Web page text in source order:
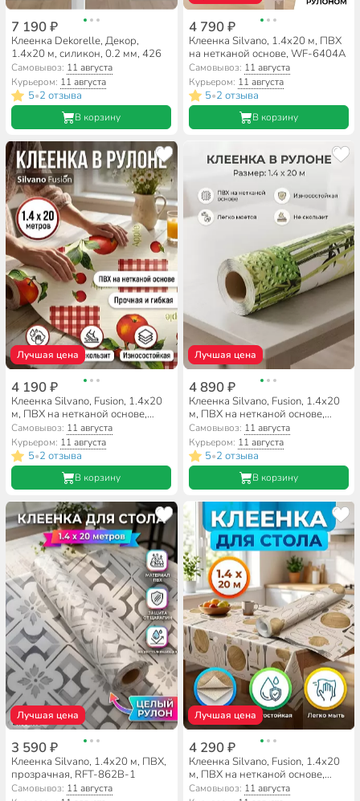
7 190 ₽
Клеенка Dekorelle, Декор,
1.4х20 м, силикон, 0.2 мм, 426
Самовывоз: 11 августа
Курьером: 11 августа
5•2 отзыва
В корзину
4 790 ₽
Клеенка Silvano, 1.4х20 м, ПВХ
на нетканой основе, WF-6404A
Самовывоз: 11 августа
Курьером: 11 августа
5•2 отзыва
В корзину
Лучшая цена
4 190 ₽
Клеенка Silvano, Fusion, 1.4х20
м, ПВХ на нетканой основе,
81377
Самовывоз: 11 августа
Курьером: 11 августа
5•2 отзыва
В корзину
Лучшая цена
4 890 ₽
Клеенка Silvano, Fusion, 1.4х20
м, ПВХ на нетканой основе,
81206
Самовывоз: 11 августа
Курьером: 11 августа
5•2 отзыва
В корзину
Лучшая цена
3 590 ₽
Клеенка Silvano, 1.4х20 м, ПВХ,
прозрачная, RFT-862B-1
Самовывоз: 11 августа
Лучшая цена
4 290 ₽
Клеенка Silvano, Fusion, 1.4х20
м, ПВХ на нетканой основе,
81402
Самовывоз: 11 августа